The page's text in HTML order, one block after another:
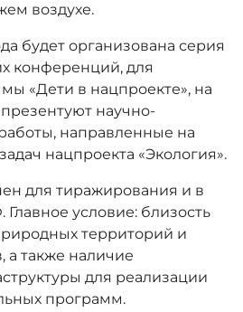
воздухе.
будет организована серия
конференций, для
«Дети в нацпроекте», на
научно-
направленные на
нацпроекта «Экология».
для тиражирования и в
Главное условие: близость
территорий и
а также наличие
для реализации
программ.